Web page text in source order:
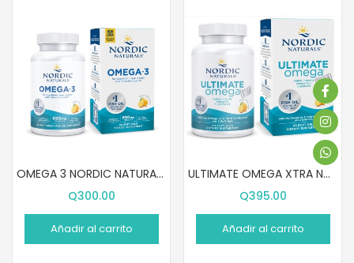
OMEGA 3 NORDIC NATURALS (60 SOFTGELS)
Q300.00
Añadir al carrito
ULTIMATE OMEGA XTRA NORDIC NATURALS (60 SOFTGELS)
Q395.00
Añadir al carrito